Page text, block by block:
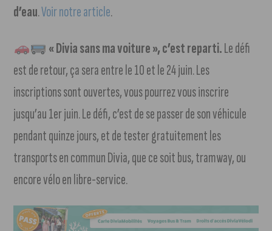
d’eau.Voir notre article.
« Divia sans ma voiture », c’est reparti.Le défi
est de retour, ça sera entre le 10 et le 24 juin. Les
inscriptions sont ouvertes, vous pourrez vous inscrire
jusqu’au 1er juin. Le défi, c’est de se passer de son véhicule
pendant quinze jours, et de tester gratuitement les
transports en commun Divia, que ce soit bus, tramway, ou
encore vélo en libre-service.